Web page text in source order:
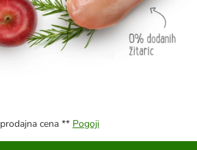
cena ** Pogoji